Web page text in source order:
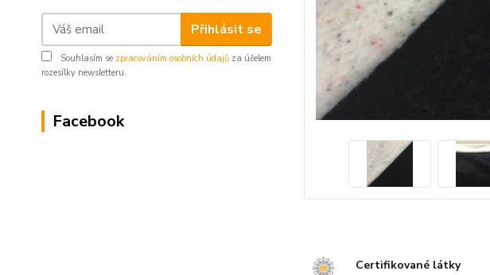
Přihlásit se
Souhlasím se zpracováním osobních údajů za účelem
rozesílky newsletteru.
Facebook
Certifikované látky